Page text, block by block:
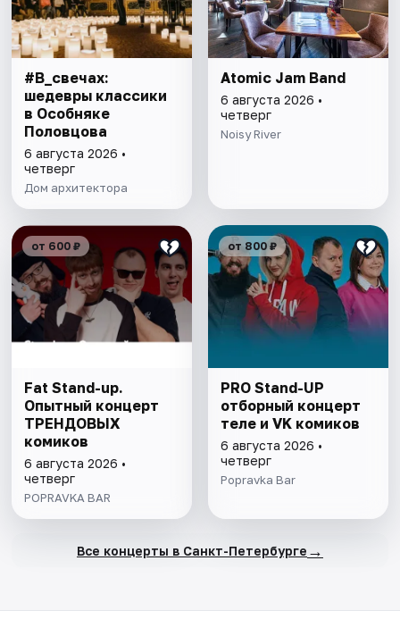
#В_свечах:
шедевры классики
в Особняке
Половцова
6 августа 2026 •
четверг
Дом архитектора
Atomic Jam Band
6 августа 2026 •
четверг
Noisy River
от 600 ₽
Fat Stand-up.
Опытный концерт
ТРЕНДОВЫХ
комиков
6 августа 2026 •
четверг
POPRAVKA BAR
от 800 ₽
PRO Stand-UP
отборный концерт
теле и VK комиков
6 августа 2026 •
четверг
Popravka Bar
Все концерты в Санкт-Петербурге →